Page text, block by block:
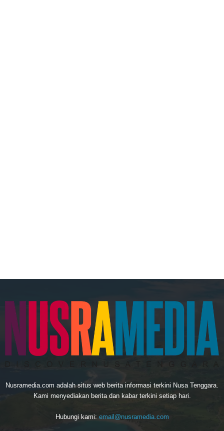
Nusramedia.com adalah situs web berita informasi terkini Nusa Tenggara.
Kami menyediakan berita dan kabar terkini setiap hari.
Hubungi kami: email@nusramedia.com